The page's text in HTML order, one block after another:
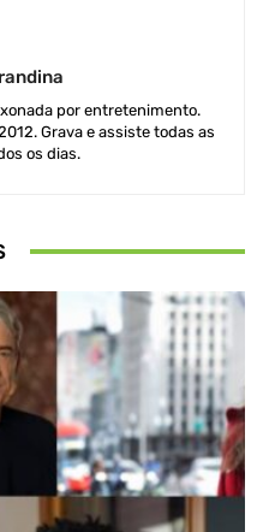
por entretenimento.
Grava e assiste todas as
os dias.